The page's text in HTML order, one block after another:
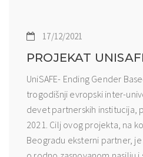
17/12/2021
PROJEKAT
UniSAFE- Ending Gender
trogodišnji evropski inter-
devet partnerskih institucija,
2021. Cilj ovog projekta, na
Beogradu eksterni partner,